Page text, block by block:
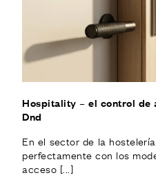
Hospitality – el control de
Dnd
En el sector de la
perfectamente con los
acceso [...]